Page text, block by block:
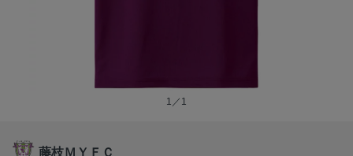
1／1
藤枝ＭＹＦＣ